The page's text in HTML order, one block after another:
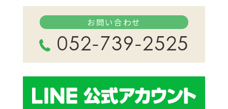
お問い合わせ
052-739-2525